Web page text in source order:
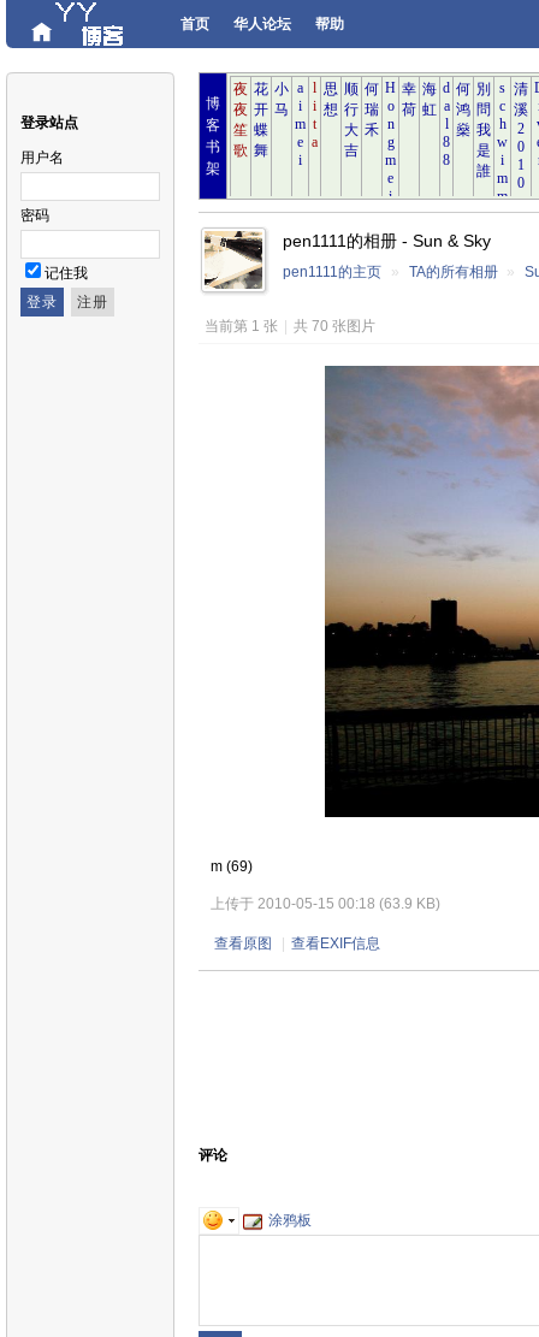
首页 华人论坛 帮助
登录站点
用户名
密码
记住我
博
客
书
架
pen1111的相册 - Sun & Sky
pen1111的主页 » TA的所有相册 »
当前第 1 张 共 70 张图片
m (69)
上传于 2010-05-15 00:18 (63.9 KB)
查看原图 查看EXIF信息
评论
涂鸦板